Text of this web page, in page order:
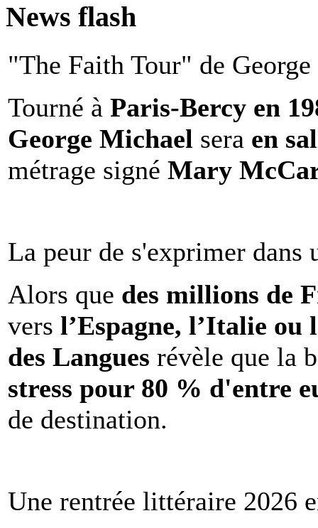
News flash
"The Faith Tour" de
Tourné à Paris-Bercy en
George Michael sera en
métrage signé Mary
La peur de s'exprimer dans
Alors que des millions de
vers l’Espagne, l’Italie ou
des Langues révèle que la
stress pour 80 % d'entre
de destination.
Une rentrée littéraire 2026